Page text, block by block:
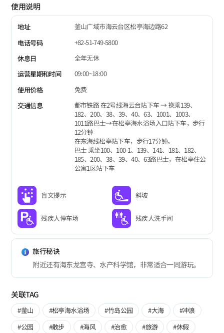
使用说明
地址
釜山广域市海云台区松亭海边路62
电话号码
+82-51-749-5800
休息日
全年无休
运营星期和时间
09:00~18:00
使用价格
免费
交通信息
都市铁路 在2号线海云台站下车 → 换乘139、
182、200、38、39、40、63、1001、1003、
1011路巴士→在松亭海水浴场入口站下车，步行
12分钟
在东海线松亭站下车，步行17分钟。
巴士 乘坐100、100-1、139、141、181、182、
185、200、38、39、40、63路巴士，在松亭住公
公寓1区站下车
盲文提示 斜坡
残疾人停车场 残疾人洗手间
旅行秘诀
附近还有海东龙宫寺、水产科学馆，非常适合一同游玩。
关联TAG
#釜山 #松亭海水浴场 #竹岛公园 #大海
#冲浪
#公园
#散步 #海风 #治愈 #旅游
#休假